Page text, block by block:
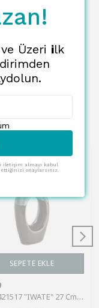
SEPETE EKLE
Eglo 421517 "IWATE" 27 Cm Yüksekliğinde Bej Siyah Seramik Vazo
Üzeri ilk
iletişim almayı kabul
onaylarsınız.